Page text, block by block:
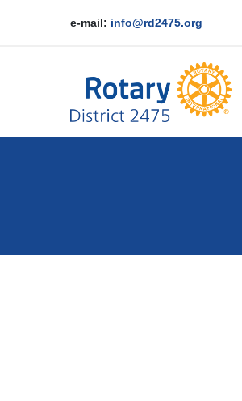
e-mail: info@rd2475.org